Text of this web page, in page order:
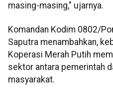
masing-masing," ujarnya.
Komandan Kodim 0802/
Saputra menambahkan,
Koperasi Merah Putih
sektor antara pemerintah
masyarakat.